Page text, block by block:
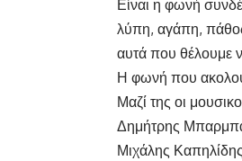
Είναι η φωνή
λύπη, αγάπη,
αυτά που θέλουμε
Η φωνή που
Μαζί της οι
Δημήτρης
Μιχάλης